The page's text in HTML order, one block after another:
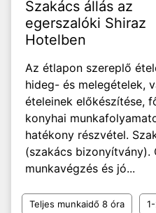
Szakács állás az
egerszalóki Shiraz
Hotelben
Az étlapon szereplő
hideg- és melegételek,
ételeinek előkészítése,
konyhai
hatékony részvétel.
(szakács bizonyítvány).
munkavégzés és jó...
Teljes munkaidő 8 óra